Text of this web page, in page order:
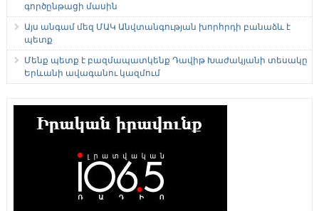
գործընթացի մասին
Այս անգամ մեզ ՄԱԿ Անվտանգության խորհրդի բանաձև է
պետք
Մենք պետք է բազմապատկենք Դավիթ Խաժակյանի տեսակը
Երևանի ավագանու կազմում